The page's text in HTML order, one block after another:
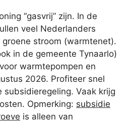
“gasvrij” zijn. In de
veel Nederlanders
stroom (warmtenet).
in de gemeente Tynaarlo)
warmtepompen en
2026. Profiteer snel
subsidieregeling. Vaak krijg
Opmerking: subsidie
is alleen van